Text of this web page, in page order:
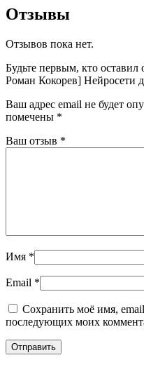
Отзывы
Отзывов пока нет.
Будьте первым, кто
Роман Кокорев] Нейросети
Ваш адрес email не будет
помечены *
Ваш отзыв *
Имя *
Email *
Сохранить моё имя, email
последующих моих